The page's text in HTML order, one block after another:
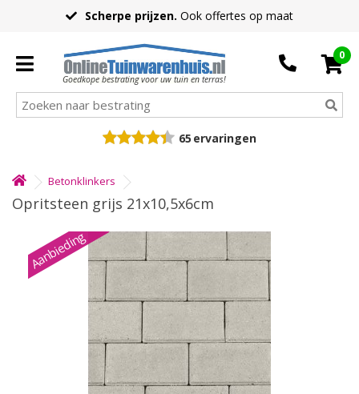
Scherpe prijzen. Ook offertes op maat
Goedkope bestrating voor uw tuin en terras!
0
65 ervaringen
Betonklinkers
Opritsteen grijs 21x10,5x6cm
Aanbieding